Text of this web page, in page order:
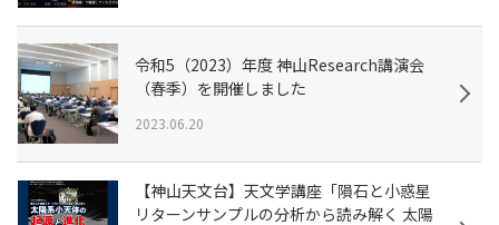
令和5（2023）年度 神山Research講演会
（春季）を開催しました
2023.06.20
【神山天文台】天文学講座「隕石と小惑星
リターンサンプルの分析から読み解く 太陽